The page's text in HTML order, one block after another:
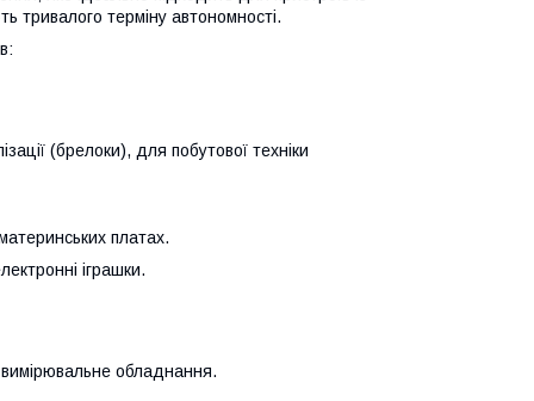
тривалого терміну автономності.
(брелоки), для побутової техніки
платах.
іграшки.
обладнання.